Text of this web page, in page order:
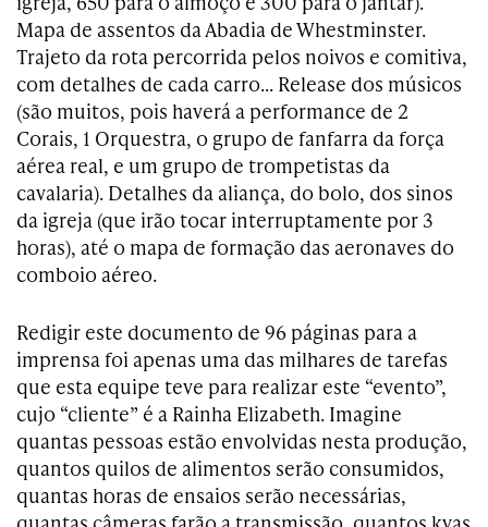
Mapa de assentos da Abadia de Whestminster.
Trajeto da rota percorrida pelos noivos e comitiva,
com detalhes de cada carro… Release dos músicos
(são muitos, pois haverá a performance de 2
Corais, 1 Orquestra, o grupo de fanfarra da força
aérea real, e um grupo de trompetistas da
cavalaria). Detalhes da aliança, do bolo, dos sinos
da igreja (que irão tocar interruptamente por 3
horas), até o mapa de formação das aeronaves do
comboio aéreo.
Redigir este documento de 96 páginas para a
imprensa foi apenas uma das milhares de tarefas
que esta equipe teve para realizar este “evento”,
cujo “cliente” é a Rainha Elizabeth. Imagine
quantas pessoas estão envolvidas nesta produção,
quantos quilos de alimentos serão consumidos,
quantas horas de ensaios serão necessárias,